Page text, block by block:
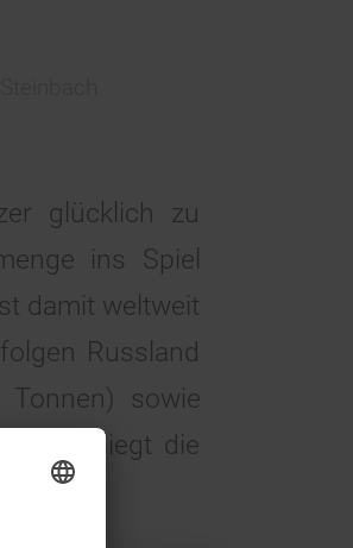
glücklich zu
ins Spiel
damit weltweit
Russland
sowie
liegt die